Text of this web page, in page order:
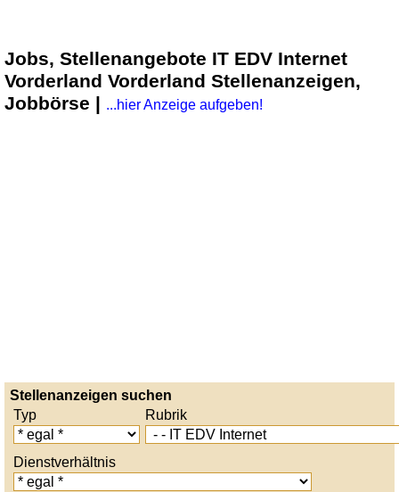
Jobs, Stellenangebote IT EDV Internet
Vorderland Vorderland Stellenanzeigen,
Jobbörse | ...hier Anzeige aufgeben!
Stellenanzeigen suchen
Typ
Rubrik
Dienstverhältnis